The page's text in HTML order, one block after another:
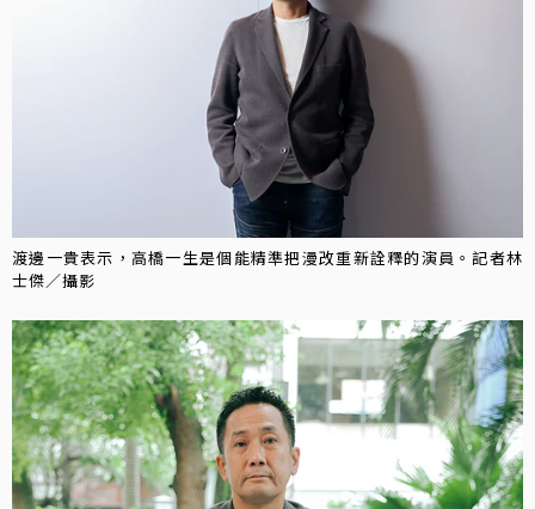
渡邊一貴表示，高橋一生是個能精準把漫改重新詮釋的演員。記者林
士傑／攝影